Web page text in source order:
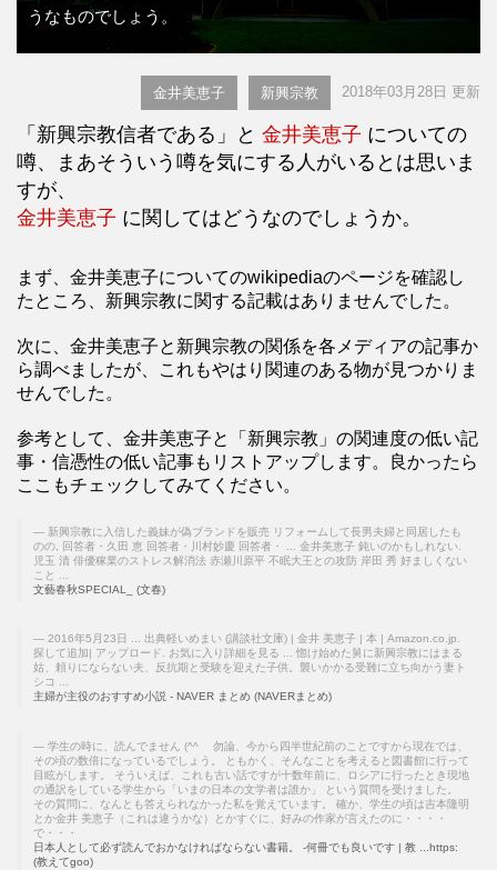
うなものでしょう。
金井美恵子 新興宗教 2018年03月28日 更新
「新興宗教信者である」と 金井美恵子 についての
噂、まあそういう噂を気にする人がいるとは思いま
すが、
金井美恵子 に関してはどうなのでしょうか。
まず、金井美恵子についてのwikipediaのページを確認し
たところ、新興宗教に関する記載はありませんでした。
次に、金井美恵子と新興宗教の関係を各メディアの記事か
ら調べましたが、これもやはり関連のある物が見つかりま
せんでした。
参考として、金井美恵子と「新興宗教」の関連度の低い記
事・信憑性の低い記事もリストアップします。良かったら
ここもチェックしてみてください。
新興宗教に入信した義妹が偽ブランドを販売 リフォームして長男夫婦と同居したも
のの, 回答者・久田 恵 回答者・川村妙慶 回答者・ ... 金井美恵子 鈍いのかもしれない.
児玉 清 俳優稼業のストレス解消法 赤瀬川原平 不眠大王との攻防 岸田 秀 好ましくない
こと ...
文藝春秋SPECIAL_ (文春)
2016年5月23日 ... 出典軽いめまい (講談社文庫) | 金井 美恵子 | 本 | Amazon.co.jp.
探して追加| アップロード. お気に入り詳細を見る ... 惚け始めた舅に新興宗教にはまる
姑、頼りにならない夫、反抗期と受験を迎えた子供。襲いかかる受難に立ち向かう妻ト
シコ ...
主婦が主役のおすすめ小説 - NAVER まとめ (NAVERまとめ)
学生の時に、読んでません (^^ゞ 勿論、今から四半世紀前のことですから現在では、
その頃の数倍になっているでしょう。 ともかく、そんなことを考えると図書館に行って
目眩がします。 そういえば、これも古い話ですが十数年前に、ロシアに行ったとき現地
の通訳をしている学生から「いまの日本の文学者は誰か」 という質問を受けました。
その質問に、なんとも答えられなかった私を覚えています。 確か、学生の頃は吉本隆明
とか金井 美恵子（これは違うかな）とかすぐに、好みの作家が言えたのに・・・・
で・・・
日本人として必ず読んでおかなければならない書籍。 -何冊でも良いです | 教 ...https:
(教えてgoo)